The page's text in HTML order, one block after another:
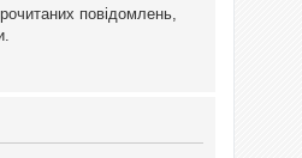
повідомлень,